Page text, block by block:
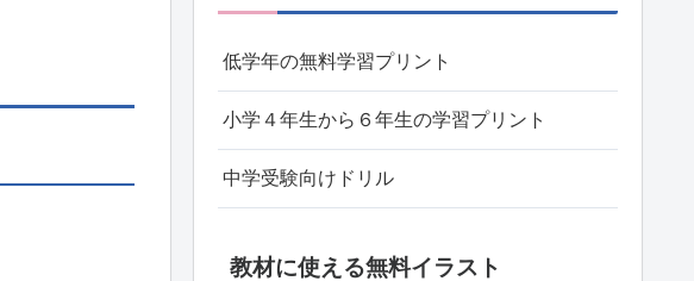
低学年の無料学習プリント
小学４年生から６年生の学習プリント
中学受験向けドリル
教材に使える無料イラスト